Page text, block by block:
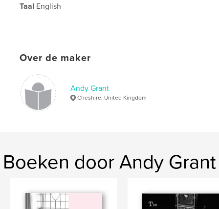
Taal English
Over de maker
Andy Grant
Cheshire, United Kingdom
Boeken door Andy Grant